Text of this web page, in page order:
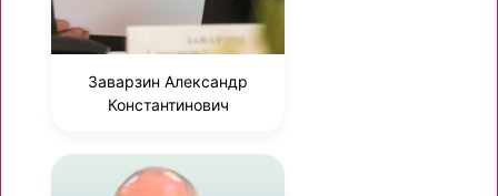
Заварзин Александр
Константинович